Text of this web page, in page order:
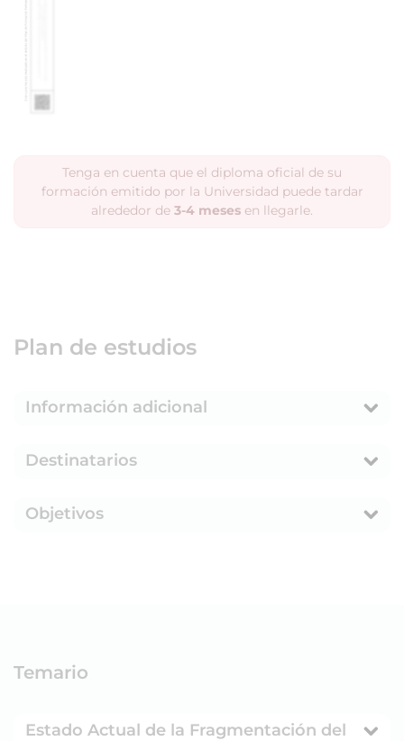
Tenga en cuenta que el diploma oficial de su
formación emitido por la Universidad puede tardar
alrededor de 3-4 meses en llegarle.
Plan de estudios
Información adicional
Destinatarios
Objetivos
Temario
Estado Actual de la Fragmentación del